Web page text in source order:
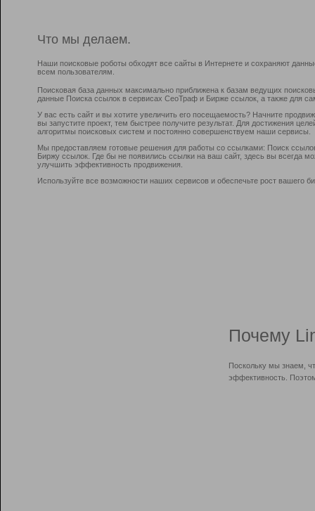
Что мы делаем.
Наши поисковые роботы обходят все сайты в Интернете и сохраняют
всем пользователям.
Поисковая база данных максимально приближена к базам ведущих
данные Поиска ссылок в сервисах СеоТраф и Бирже ссылок, а также для
У вас есть сайт и вы хотите увеличить его посещаемость? Начните
вы запустите проект, тем быстрее получите результат. Для достижения
алгоритмы поисковых систем и постоянно совершенствуем наши сервисы.
Мы предоставляем готовые решения для работы со ссылками: Поиск
Биржу ссылок. Где бы не появились ссылки на ваш сайт, здесь вы всегда
улучшить эффективность продвижения.
Используйте все возможности наших сервисов и обеспечьте рост вашего
Почему
Поскольку мы знаем,
эффективность.